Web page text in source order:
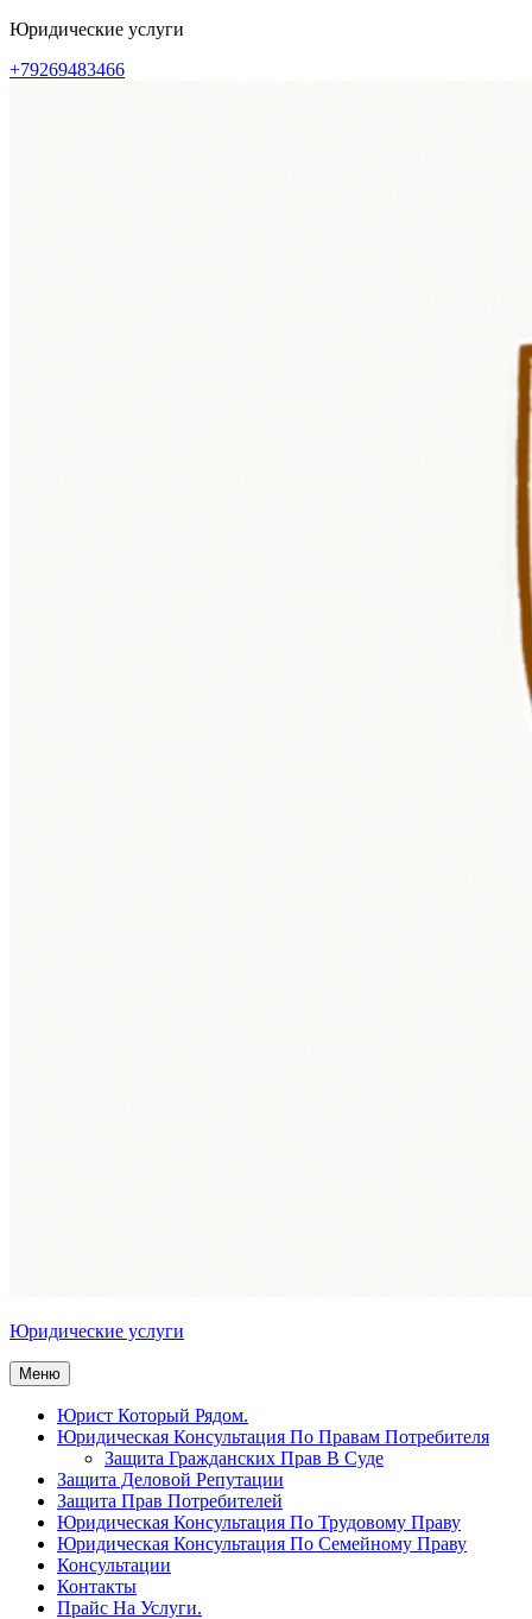
Перейти
содержимому
Юридические услуги
+79269483466
Юридические услуги
Меню
Юрист Который Рядом.
Юридическая Консультация По Правам Потребителя
Защита Гражданских Прав В Суде
Защита Деловой Репутации
Защита Прав Потребителей
Юридическая Консультация По Трудовому Праву
Юридическая Консультация По Семейному Праву
Консультации
Контакты
Прайс На Услуги.